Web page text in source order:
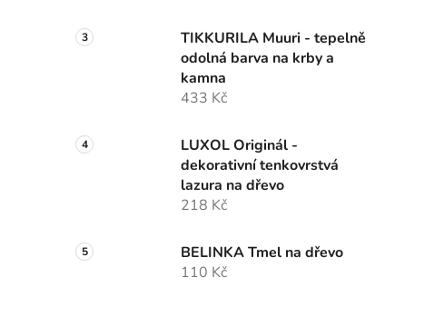
TIKKURILA Muuri - tepelně
odolná barva na krby a
kamna
433 Kč
LUXOL Originál -
dekorativní tenkovrstvá
lazura na dřevo
218 Kč
BELINKA Tmel na dřevo
110 Kč